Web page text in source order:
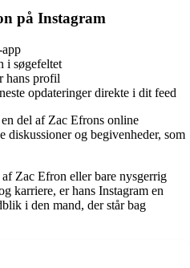
på Instagram
i søgefeltet
hans profil
opdateringer direkte i dit feed
del af Zac Efrons online
og begivenheder, som
Zac Efron eller bare nysgerrig
karriere, er hans Instagram en
i den mand, der står bag